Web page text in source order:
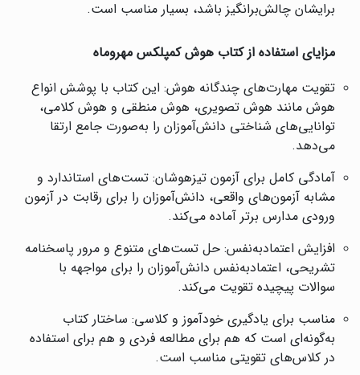
برایشان چالش‌برانگیز باشد، بسیار مناسب است.
مزایای استفاده از کتاب هوش کمپلکس مهروماه
تقویت مهارت‌های چندگانه هوش: این کتاب با پوشش انواع
هوش مانند هوش تصویری، هوش منطقی و هوش کلامی،
توانایی‌های شناختی دانش‌آموزان را به‌صورت جامع ارتقا
می‌دهد.
آمادگی کامل برای آزمون تیزهوشان: تست‌های استاندارد و
مشابه آزمون‌های واقعی، دانش‌آموزان را برای رقابت در آزمون
ورودی مدارس برتر آماده می‌کند.
افزایش اعتمادبه‌نفس: حل تست‌های متنوع و مرور پاسخنامه
تشریحی، اعتمادبه‌نفس دانش‌آموزان را برای مواجهه با
سوالات پیچیده تقویت می‌کند.
مناسب برای یادگیری خودآموز و کلاسی: ساختار کتاب
به‌گونه‌ای است که هم برای مطالعه فردی و هم برای استفاده
در کلاس‌های تقویتی مناسب است.